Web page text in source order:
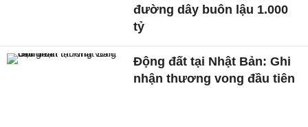
đường dây buôn lậu 1.000
tỷ
Động đất tại Nhật Bản: Ghi
nhận thương vong đầu tiên